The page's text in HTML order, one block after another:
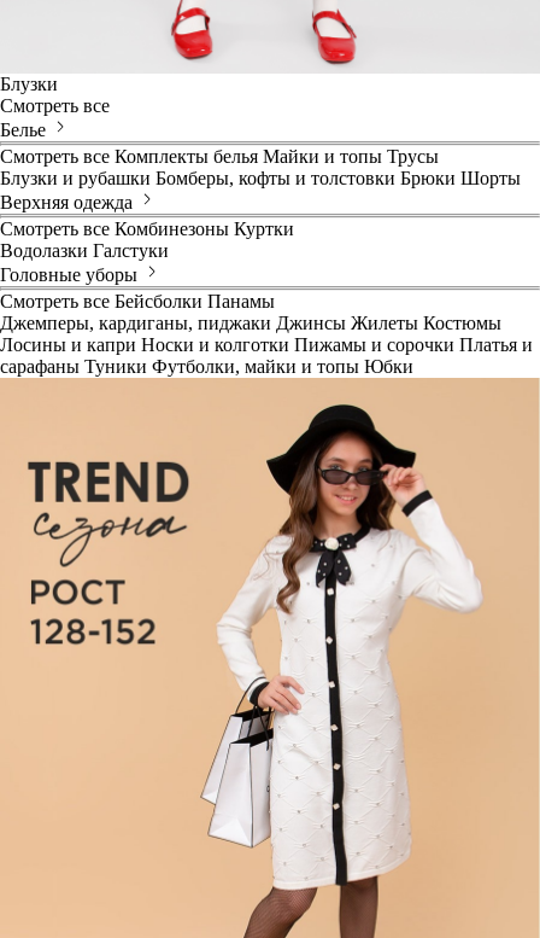
Блузки
Смотреть все
Белье
Смотреть все Комплекты белья Майки и топы Трусы
Блузки и рубашки Бомберы, кофты и толстовки Брюки Шорты
Верхняя одежда
Смотреть все Комбинезоны Куртки
Водолазки Галстуки
Головные уборы
Смотреть все Бейсболки Панамы
Джемперы, кардиганы, пиджаки Джинсы Жилеты Костюмы
Лосины и капри Носки и колготки Пижамы и сорочки Платья и
сарафаны Туники Футболки, майки и топы Юбки